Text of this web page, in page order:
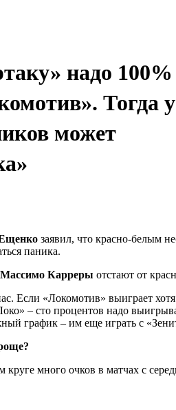
надо 100%
Тогда у
может
заявил, что красно-белым
паника.
Массимо Карреры отстают от
Если «Локомотив» выиграет
– сто процентов надо
график – им еще играть с
много очков в матчах с